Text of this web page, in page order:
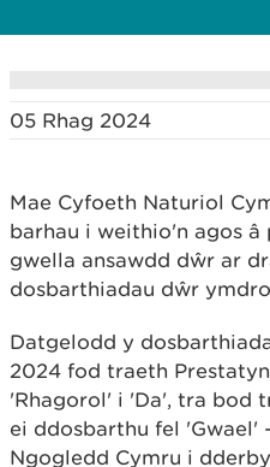
05 Rhag 2024
Mae Cyfoeth Naturiol
barhau i weithio'n agos
gwella ansawdd dŵr ar
dosbarthiadau dŵr
Datgelodd y
2024 fod traeth
'Rhagorol' i 'Da', tra bod
ei ddosbarthu fel 'Gwael'
Ngogledd Cymru i